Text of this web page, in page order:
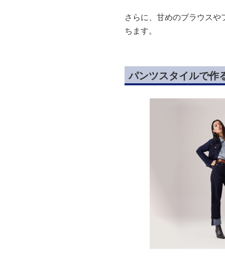
さらに、甘めのブラウス
ちます。
パンツスタイルで作